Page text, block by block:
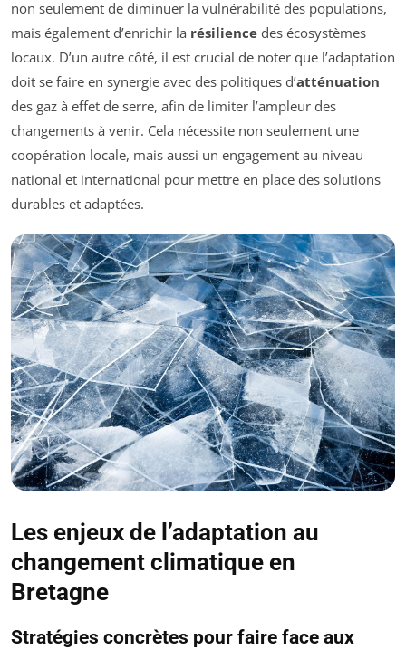
non seulement de diminuer la vulnérabilité des populations,
mais également d’enrichir la résilience des écosystèmes
locaux. D’un autre côté, il est crucial de noter que l’adaptation
doit se faire en synergie avec des politiques d’atténuation
des gaz à effet de serre, afin de limiter l’ampleur des
changements à venir. Cela nécessite non seulement une
coopération locale, mais aussi un engagement au niveau
national et international pour mettre en place des solutions
durables et adaptées.
Les enjeux de l’adaptation au
changement climatique en
Bretagne
Stratégies concrètes pour faire face aux